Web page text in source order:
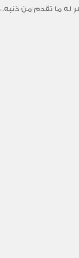
له ما تقدم من